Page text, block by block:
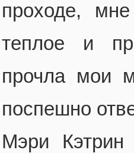
проходе,
теплое и
прочла мои
поспешно
Мэри